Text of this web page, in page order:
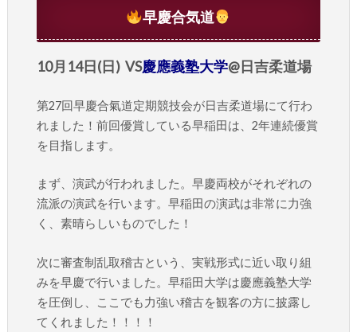
早慶合気道
10月14日(日) VS慶應義塾大学@日吉柔道場
第27回早慶合氣道定期競技会が日吉柔道場にて行わ
れました！前回優賞している早稲田は、2年連続優賞
を目指します。
まず、演武が行われました。早慶両校がそれぞれの
流派の演武を行います。早稲田の演武は非常に力強
く、素晴らしいものでした！
次に審査制乱取稽古という、実戦形式に近い取り組
みを早慶で行いました。早稲田大学は慶應義塾大学
を圧倒し、ここでも力強い稽古を観客の方に披露し
てくれました！！！！